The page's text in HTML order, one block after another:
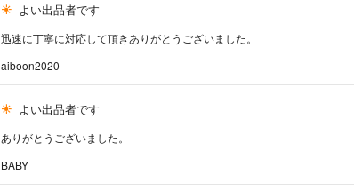
よい出品者です
迅速に丁寧に対応して頂きありがとうございました。
aiboon2020
よい出品者です
ありがとうございました。
BABY